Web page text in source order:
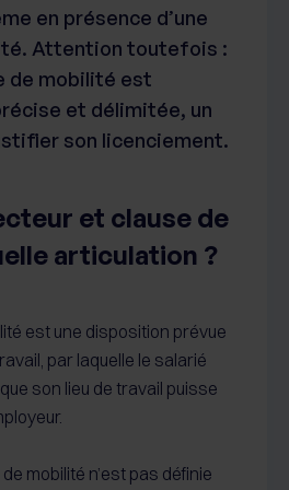
en présence d’une
Attention toutefois :
de mobilité est
et délimitée, un
son licenciement.
et clause de
articulation ?
est une disposition prévue
par laquelle le salarié
son lieu de travail puisse
mobilité n’est pas définie